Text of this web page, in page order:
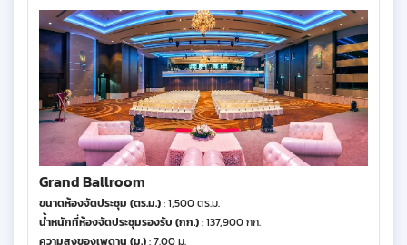
Grand Ballroom
ขนาดห้องจัดประชุม (ตร.ม.): 1,500 ตร.ม.
น้ำหนักที่ห้องจัดประชุมรองรับ (กก.): 137,900 กก.